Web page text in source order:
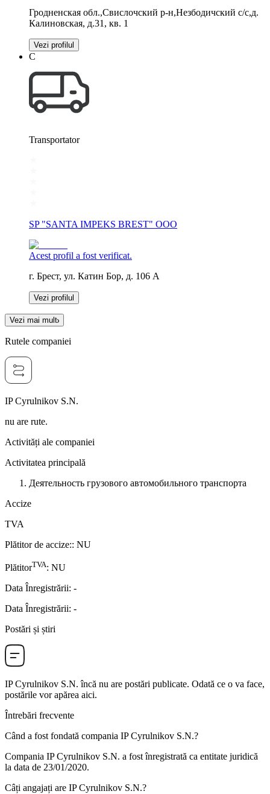
Гродненская обл.,Свислочский р-н,Незбодичский с/с,д.
Калиновская, д.31, кв. 1
Vezi profilul
С
Transportator
SP "SANTA IMPEKS BREST" OOO
Acest profil a fost verificat.
г. Брест, ул. Катин Бор, д. 106 А
Vezi profilul
Vezi mai mult
Rutele companiei
IP Cyrulnikov S.N.
nu are rute.
Activități ale companiei
Activitatea principală
Деятельность грузового автомобильного транспорта
Accize
TVA
Plătitor de accize:: NU
PlătitorTVA: NU
Data Înregistrării: -
Data Înregistrării: -
Postări și știri
IP Cyrulnikov S.N. încă nu are postări publicate. Odată ce o va face,
postările vor apărea aici.
Întrebări frecvente
Când a fost fondată compania IP Cyrulnikov S.N.?
Compania IP Cyrulnikov S.N. a fost înregistrată ca entitate juridică
la data de 23/01/2020.
Câți angajați are IP Cyrulnikov S.N.?